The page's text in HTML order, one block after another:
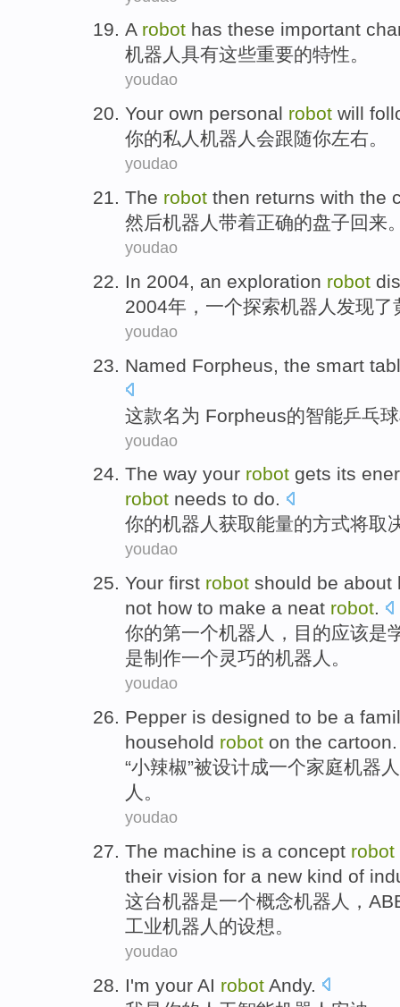
A robot has these important
机器人 具有这些重要的特性。
youdao
Your own personal robot will
你的私人 机器人 会跟随你左右。
youdao
The robot then returns with the
然后机器人 带着正确的盘子回来
youdao
In 2004, an exploration robot
2004年， 一个探索机器人 发现了
youdao
Named Forpheus the smart
这款名为 Forpheus的智能乒乓球
youdao
The way your robot gets its
robot needs to do.
你的机器人 获取能量的方式将取
youdao
Your first robot should be about
not how to make a neat robot.
你的第一个机器人 ，目的应该是
是制作一个灵巧的机器人。
youdao
Pepper is designed to be a
household robot on the cartoon.
“小辣椒”被设计成一个家庭机器人
人。
youdao
The machine is a concept robot
their vision for a new kind of
这台机器是一个概念机器人 ，
工业机器人 的设想。
youdao
I'm your AI robot Andy.